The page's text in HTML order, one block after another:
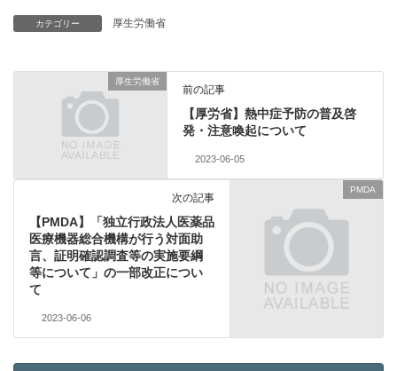
カテゴリー 厚生労働省
厚生労働省
前の記事
【厚労省】熱中症予防の普及啓
発・注意喚起について
2023-06-05
PMDA
次の記事
【PMDA】「独立行政法人医薬品
医療機器総合機構が行う対面助
言、証明確認調査等の実施要綱
等について」の一部改正につい
て
2023-06-06